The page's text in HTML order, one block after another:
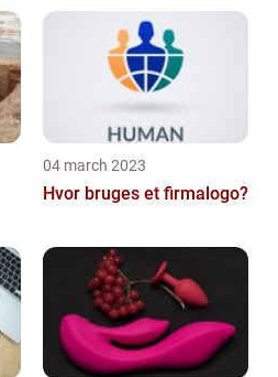
04 march 2023
Hvor bruges et firmalogo?